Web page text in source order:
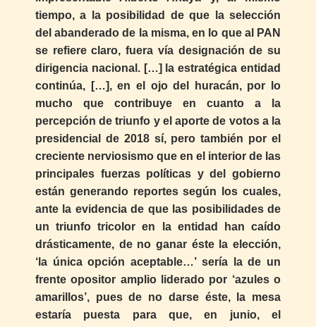
tiempo, a la posibilidad de que la selección
del abanderado de la misma, en lo que al PAN
se refiere claro, fuera vía designación de su
dirigencia nacional. […] la estratégica entidad
continúa, […], en el ojo del huracán, por lo
mucho que contribuye en cuanto a la
percepción de triunfo y el aporte de votos a la
presidencial de 2018 sí, pero también por el
creciente nerviosismo que en el interior de las
principales fuerzas políticas y del gobierno
están generando reportes según los cuales,
ante la evidencia de que las posibilidades de
un triunfo tricolor en la entidad han caído
drásticamente, de no ganar éste la elección,
‘la única opción aceptable…’ sería la de un
frente opositor amplio liderado por ‘azules o
amarillos’, pues de no darse éste, la mesa
estaría puesta para que, en junio, el